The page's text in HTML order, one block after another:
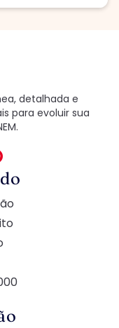
detalhada e
para evoluir sua